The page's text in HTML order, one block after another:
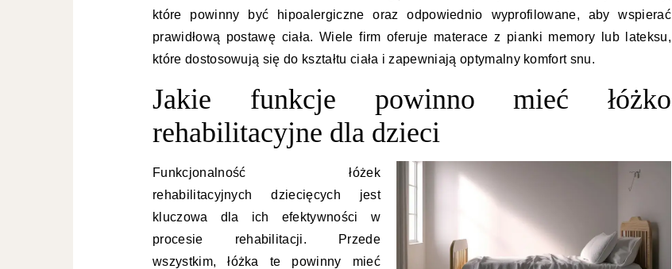
które powinny być hipoalergiczne oraz odpowiednio wyprofilowane, aby wspierać
prawidłową postawę ciała. Wiele firm oferuje materace z pianki memory lub lateksu,
które dostosowują się do kształtu ciała i zapewniają optymalny komfort snu.
Jakie funkcje powinno mieć łóżko
rehabilitacyjne dla dzieci
Funkcjonalność łóżek
rehabilitacyjnych dziecięcych jest
kluczowa dla ich efektywności w
procesie rehabilitacji. Przede
wszystkim, łóżka te powinny mieć